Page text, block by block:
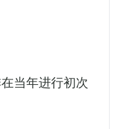
当年进行初次